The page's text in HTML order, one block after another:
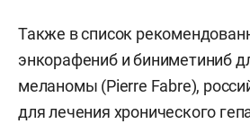
Также в список
энкорафениб и биниметиниб
меланомы (Pierre Fabre),
для лечения хронического